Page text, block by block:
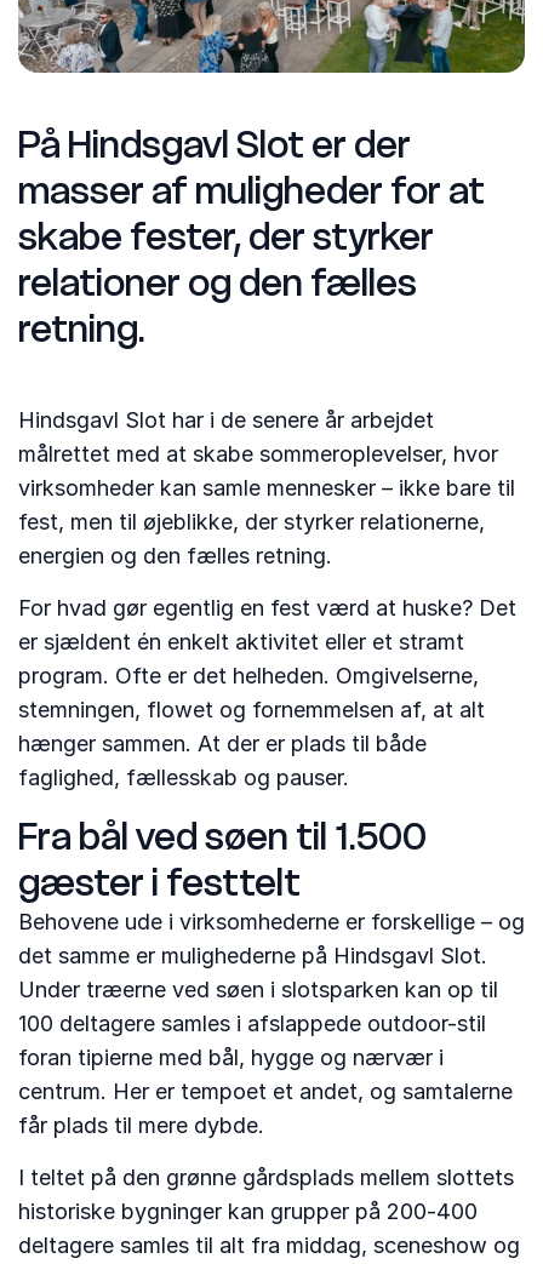
På Hindsgavl Slot er der
masser af muligheder for at
skabe fester, der styrker
relationer og den fælles
retning.
Hindsgavl Slot har i de senere år arbejdet
målrettet med at skabe sommeroplevelser, hvor
virksomheder kan samle mennesker – ikke bare til
fest, men til øjeblikke, der styrker relationerne,
energien og den fælles retning.
For hvad gør egentlig en fest værd at huske? Det
er sjældent én enkelt aktivitet eller et stramt
program. Ofte er det helheden. Omgivelserne,
stemningen, flowet og fornemmelsen af, at alt
hænger sammen. At der er plads til både
faglighed, fællesskab og pauser.
Fra bål ved søen til 1.500
gæster i festtelt
Behovene ude i virksomhederne er forskellige – og
det samme er mulighederne på Hindsgavl Slot.
Under træerne ved søen i slotsparken kan op til
100 deltagere samles i afslappede outdoor-stil
foran tipierne med bål, hygge og nærvær i
centrum. Her er tempoet et andet, og samtalerne
får plads til mere dybde.
I teltet på den grønne gårdsplads mellem slottets
historiske bygninger kan grupper på 200-400
deltagere samles til alt fra middag, sceneshow og